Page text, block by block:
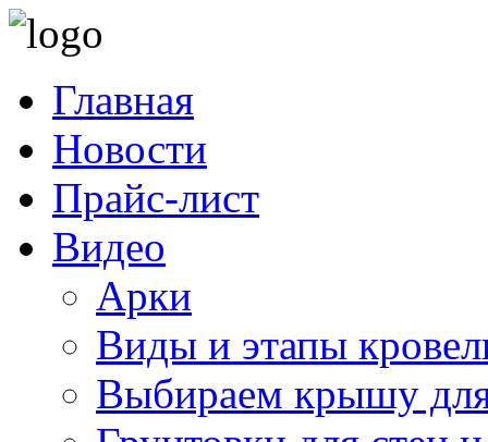
Главная
Новости
Прайс-лист
Видео
Арки
Виды и этапы
Выбираем крышу